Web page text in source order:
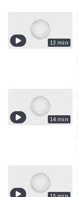
13 min
14 min